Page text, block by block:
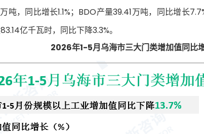
吨，同比增长1.1%；BDO产量39.41万吨，同比增长
亿千瓦时，同比下降3.3%。
2026年1-5月乌海市三大门类增加值同比